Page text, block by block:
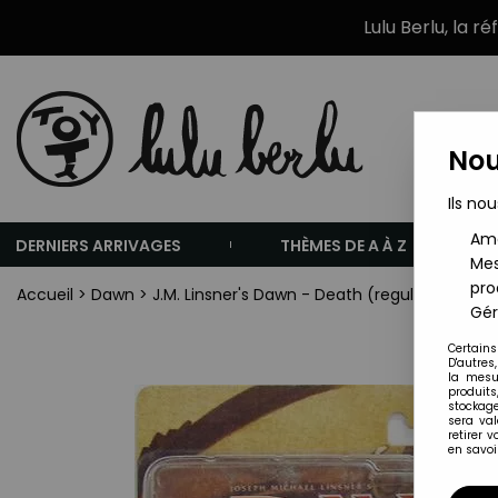
Lulu Berlu, la
DERNIERS ARRIVAGES THÈMES DE A À Z
Accueil > Dawn > J.M. Linsner's Dawn - Death (regular) -
Ils
la
sera
retirer
en